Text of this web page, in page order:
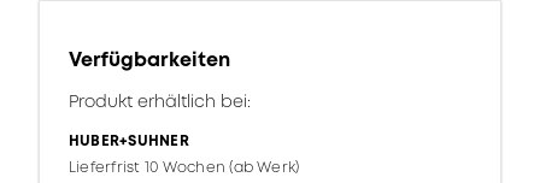
Verfügbarkeiten
Produkt erhältlich bei:
HUBER+SUHNER
Lieferfrist 10 Wochen (ab Werk)